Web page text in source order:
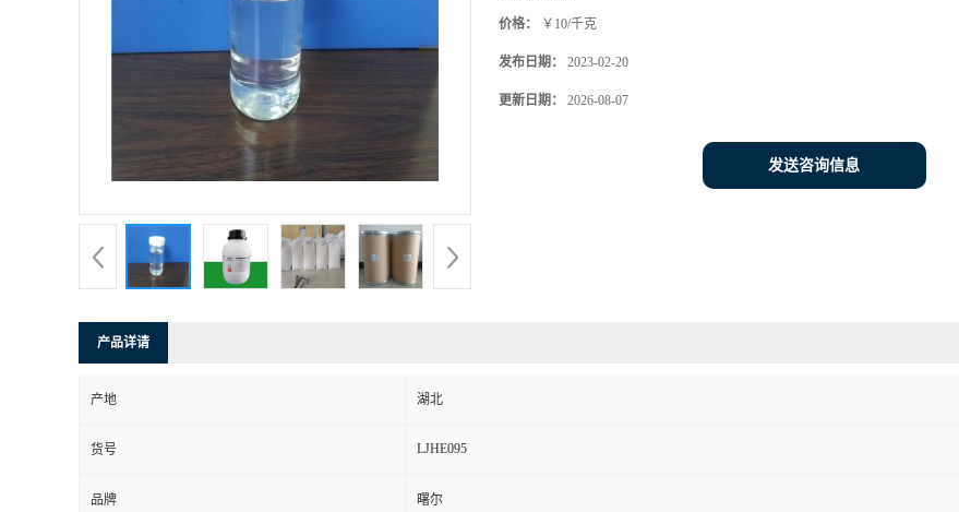
价格： ￥10/千克
发布日期： 2023-02-20
更新日期： 2026-08-07
发送咨询信息
产品详请
产地 湖北
货号 LJHE095
品牌 曙尔